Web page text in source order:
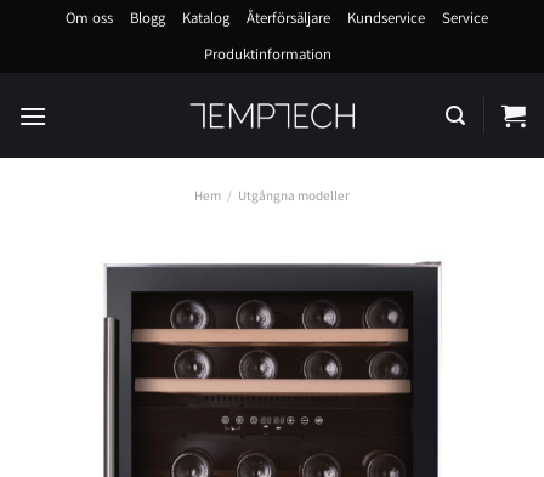
Om oss Blogg Katalog Återförsäljare Kundservice
Service
Produktinformation
Hem / Utgångna modeller